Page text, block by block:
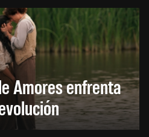
Amores enfrenta